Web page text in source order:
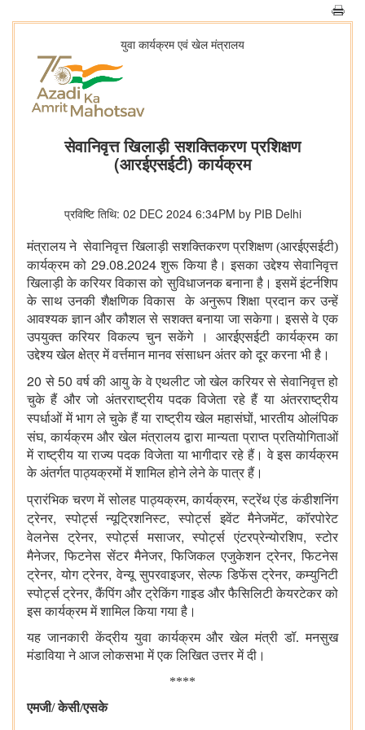
युवा कार्यक्रम एवं खेल मंत्रालय
सेवानिवृत्त खिलाड़ी सशक्तिकरण प्रशिक्षण
(आरईएसईटी) कार्यक्रम
प्रविष्टि तिथि: 02 DEC 2024 6:34PM by PIB Delhi
मंत्रालय ने सेवानिवृत्त खिलाड़ी सशक्तिकरण प्रशिक्षण (आरईएसईटी)
कार्यक्रम को 29.08.2024शुरू किया है। इसका उद्देश्य सेवानिवृत्त
खिलाड़ी के करियर विकास को सुविधाजनक बनाना है। इसमें इंटर्नशिप
के साथ उनकी शैक्षणिक विकास के अनुरूप शिक्षा प्रदान कर उन्हें
आवश्यक ज्ञान और कौशल से सशक्त बनाया जा सकेगा। इससे वे एक
उपयुक्त करियर विकल्प चुन सकेंगे । आरईएसईटी कार्यक्रम का
उद्देश्य खेल क्षेत्र में वर्त्तमान मानव संसाधन अंतर को दूर करना भी है।
20 से 50 वर्ष की आयु के वे एथलीट जो खेल करियर से सेवानिवृत्त हो
चुके हैं और जो अंतरराष्ट्रीय पदक विजेता रहे हैं या अंतरराष्ट्रीय
स्पर्धाओं में भाग ले चुके हैं या राष्ट्रीय खेल महासंघों,भारतीय ओलंपिक
संघ,कार्यक्रम और खेल मंत्रालय द्वारा मान्यता प्राप्त प्रतियोगिताओं
में राष्ट्रीय या राज्य पदक विजेता या भागीदार रहे हैं। वे इस कार्यक्रम
के अंतर्गत पाठ्यक्रमों में शामिल होने लेने के पात्र हैं।
प्रारंभिक चरण में सोलह पाठ्यक्रम,कार्यक्रम,स्ट्रेंथ एंड कंडीशनिंग
ट्रेनर,स्पोर्ट्स न्यूट्रिशनिस्ट,स्पोर्ट्स इवेंट मैनेजमेंट,कॉरपोरेट
वेलनेस ट्रेनर,स्पोर्ट्स मसाजर,स्पोर्ट्स एंटरप्रेन्योरशिप,स्टोर
मैनेजर,फिटनेस सेंटर मैनेजर,फिजिकल एजुकेशन ट्रेनर,फिटनेस
ट्रेनर,योग ट्रेनर,वेन्यू सुपरवाइजर,सेल्फ डिफेंस ट्रेनर,कम्युनिटी
स्पोर्ट्स ट्रेनर,कैंपिंग और ट्रेकिंग गाइड और फैसिलिटी केयरटेकर को
इस कार्यक्रम में शामिल किया गया है।
यह जानकारी केंद्रीय युवा कार्यक्रम और खेल मंत्री डॉ. मनसुख
मंडाविया ने आज लोकसभा में एक लिखित उत्तर में दी।
****
एमजी/ केसी/एसके